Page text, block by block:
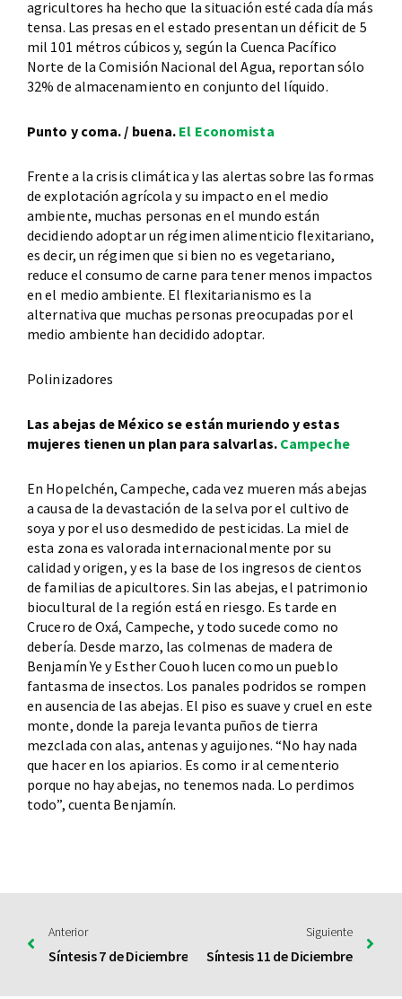
agricultores ha hecho que la situación esté cada día más
tensa. Las presas en el estado presentan un déficit de 5
mil 101 métros cúbicos y, según la Cuenca Pacífico
Norte de la Comisión Nacional del Agua, reportan sólo
32% de almacenamiento en conjunto del líquido.
Punto y coma. / buena. El Economista
Frente a la crisis climática y las alertas sobre las formas
de explotación agrícola y su impacto en el medio
ambiente, muchas personas en el mundo están
decidiendo adoptar un régimen alimenticio flexitariano,
es decir, un régimen que si bien no es vegetariano,
reduce el consumo de carne para tener menos impactos
en el medio ambiente. El flexitarianismo es la
alternativa que muchas personas preocupadas por el
medio ambiente han decidido adoptar.
Polinizadores
Las abejas de México se están muriendo y estas
mujeres tienen un plan para salvarlas. Campeche
En Hopelchén, Campeche, cada vez mueren más abejas
a causa de la devastación de la selva por el cultivo de
soya y por el uso desmedido de pesticidas. La miel de
esta zona es valorada internacionalmente por su
calidad y origen, y es la base de los ingresos de cientos
de familias de apicultores. Sin las abejas, el patrimonio
biocultural de la región está en riesgo. Es tarde en
Crucero de Oxá, Campeche, y todo sucede como no
debería. Desde marzo, las colmenas de madera de
Benjamín Ye y Esther Couoh lucen como un pueblo
fantasma de insectos. Los panales podridos se rompen
en ausencia de las abejas. El piso es suave y cruel en este
monte, donde la pareja levanta puños de tierra
mezclada con alas, antenas y aguijones. “No hay nada
que hacer en los apiarios. Es como ir al cementerio
porque no hay abejas, no tenemos nada. Lo perdimos
todo”, cuenta Benjamín.
Anterior
Síntesis 7 de Diciembre
Siguiente
Síntesis 11 de Diciembre